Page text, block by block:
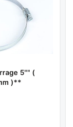
5"" (
)**